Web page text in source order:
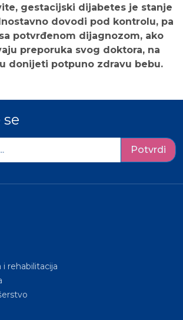
gestacijski dijabetes je stanje
dovodi pod kontrolu, pa
potvrđenom dijagnozom, ako
preporuka svog doktora, na
donijeti potpuno zdravu bebu.
Potvrdi
i rehabilitacija